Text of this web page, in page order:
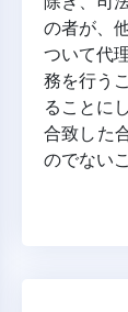
の者が、
ついて代
務を行う
ることに
合致した
のでない